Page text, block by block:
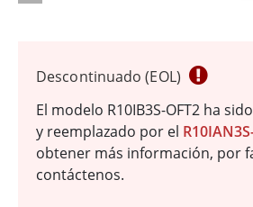
Descontinuado (EOL)
El modelo R10IB3S-OFT2 ha
y reemplazado por el
obtener más información, por
contáctenos.